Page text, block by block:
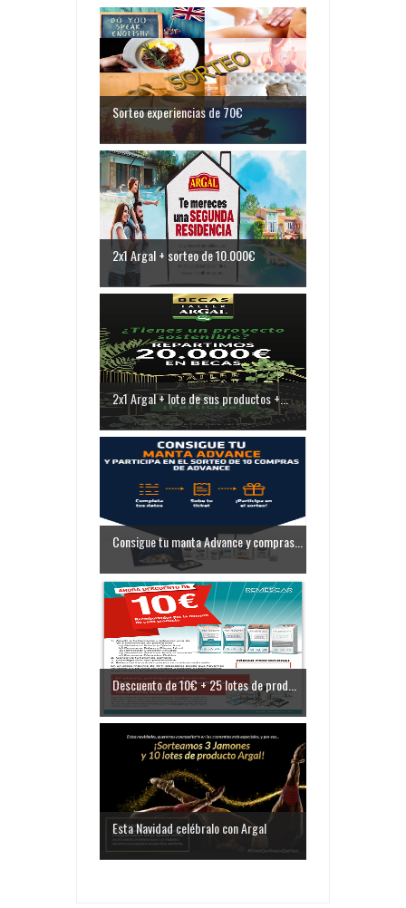
Sorteo experiencias de 70€
2x1 Argal + sorteo de 10.000€
2x1 Argal + lote de sus productos +...
Consigue tu manta Advance y compras...
Descuento de 10€ + 25 lotes de prod...
Esta Navidad celébralo con Argal